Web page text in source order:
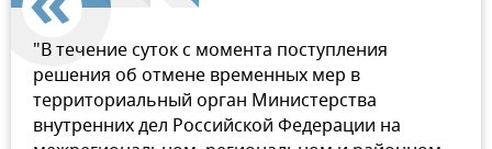
"В течение суток с момента поступления
решения об отмене временных мер в
территориальный орган Министерства
внутренних дел Российской Федерации на